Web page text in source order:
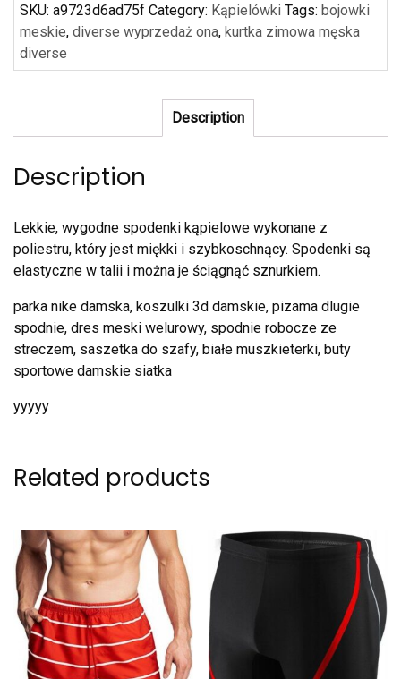
SKU: a9723d6ad75f Category: Kąpielówki Tags: bojowki
meskie, diverse wyprzedaż ona, kurtka zimowa męska
diverse
Description
Description
Lekkie, wygodne spodenki kąpielowe wykonane z
poliestru, który jest miękki i szybkoschnący. Spodenki są
elastyczne w talii i można je ściągnąć sznurkiem.
parka nike damska, koszulki 3d damskie, pizama dlugie
spodnie, dres meski welurowy, spodnie robocze ze
streczem, saszetka do szafy, białe muszkieterki, buty
sportowe damskie siatka
yyyyy
Related products